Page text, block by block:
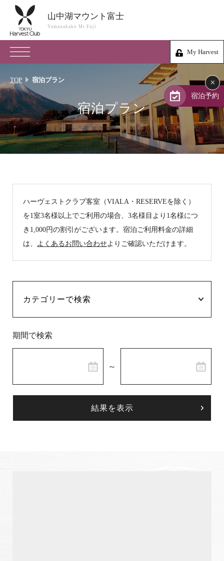
山中湖マウント富士
Yamanakako Mt.Fuji
My Harvest
山中湖マウント富士
Yamanakako Mt.Fuji
0555-62-1093
山梨県南都留郡山中湖村山中1360-83
会員権のご案内
My Harvest
TOP
宿泊プラン
温泉
アクセス
総合サイトに戻る 施設一覧
宿泊プラン
TOP 宿泊プラン
ハーヴェストクラブ客室（VIALA・RESERVEを除く）
を1室3名様以上でご利用の場合、3名様目より1名様につ
き1,000円の割引がございます。宿泊ご利用料金の詳細
は、
よくあるお問い合わせよりご確認いただけます。
期間で検索
～
×
宿泊予約